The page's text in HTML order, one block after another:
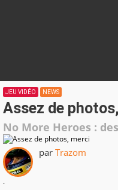
JEU VIDÉO NEWS
Assez de
No More Heroes :
par Trazom
.